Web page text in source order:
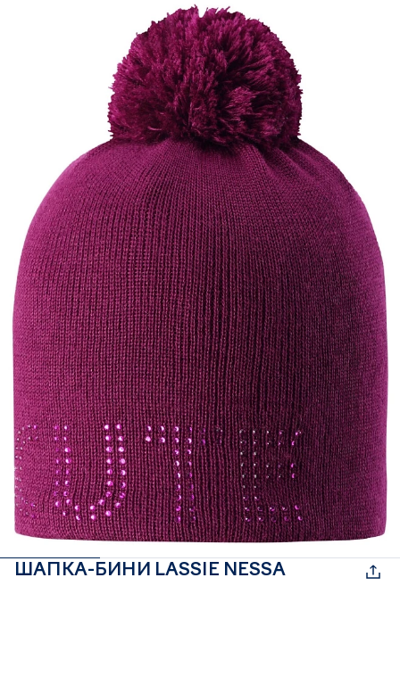
ШАПКА-БИНИ LASSIE NESSA